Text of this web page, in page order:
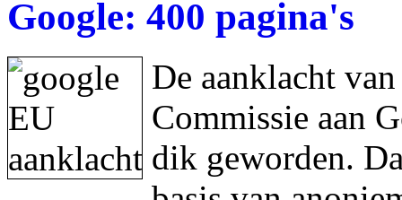
Google: 400 pagina's
De aanklacht
Commissie aan
dik geworden.